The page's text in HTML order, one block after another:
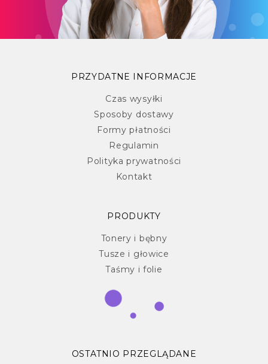
PRZYDATNE INFORMACJE
Czas wysyłki
Sposoby dostawy
Formy płatności
Regulamin
Polityka prywatności
Kontakt
PRODUKTY
Tonery i bębny
Tusze i głowice
Taśmy i folie
OSTATNIO PRZEGLĄDANE